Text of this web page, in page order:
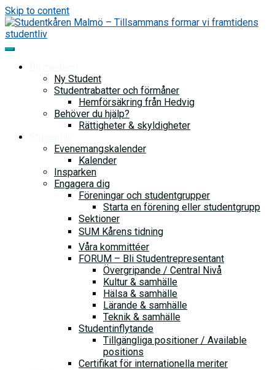
Skip to content
Ny Student
Studentrabatter och förmåner
Hemförsäkring från Hedvig
Behöver du hjälp?
Rättigheter & skyldigheter
Evenemangskalender
Kalender
Insparken
Engagera dig
Föreningar och studentgrupper
Starta en förening eller studentgrupp
Sektioner
SUM Kårens tidning
Våra kommittéer
FORUM – Bli Studentrepresentant
Övergripande / Central Nivå
Kultur & samhälle
Hälsa & samhälle
Lärande & samhälle
Teknik & samhälle
Studentinflytande
Tillgängliga positioner / Available
positions
Certifikat för internationella meriter